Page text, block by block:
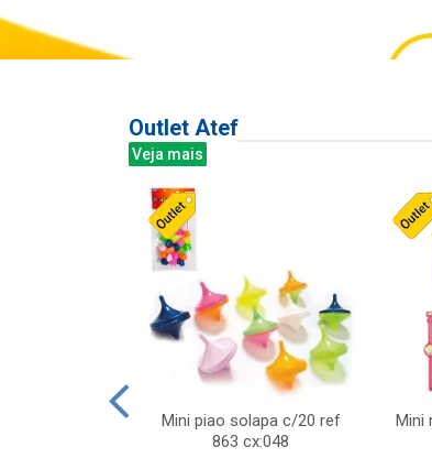
Outlet Atef
Veja mais
Mini piao solapa c/20 ref
863 cx:048
Mini